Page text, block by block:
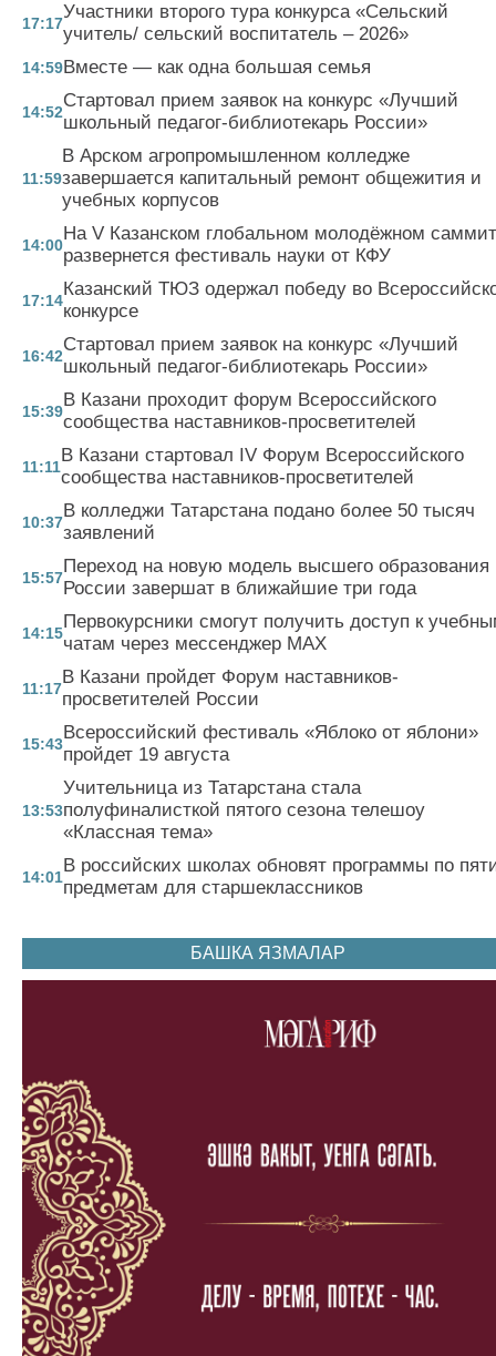
17:17
Участники второго тура конкурса «Сельский
учитель/ сельский воспитатель – 2026»
14:59Вместе — как одна большая семья
14:52
Стартовал прием заявок на конкурс «Лучший
школьный педагог-библиотекарь России»
11:59
В Арском агропромышленном колледже
завершается капитальный ремонт общежития и
учебных корпусов
14:00
На V Казанском глобальном молодёжном
развернется фестиваль науки от КФУ
17:14
Казанский ТЮЗ одержал победу во
конкурсе
16:42
Стартовал прием заявок на конкурс «Лучший
школьный педагог-библиотекарь России»
15:39
В Казани проходит форум Всероссийского
сообщества наставников-просветителей
11:11
В Казани стартовал IV Форум Всероссийского
сообщества наставников-просветителей
10:37
В колледжи Татарстана подано более 50 тысяч
заявлений
15:57
Переход на новую модель высшего образования
России завершат в ближайшие три года
14:15
Первокурсники смогут получить доступ к
чатам через мессенджер MAX
11:17
В Казани пройдет Форум наставников-
просветителей России
15:43
Всероссийский фестиваль «Яблоко от яблони»
пройдет 19 августа
13:53
Учительница из Татарстана стала
полуфиналисткой пятого сезона телешоу
«Классная тема»
14:01
В российских школах обновят программы по
предметам для старшеклассников
БАШКА ЯЗМАЛАР